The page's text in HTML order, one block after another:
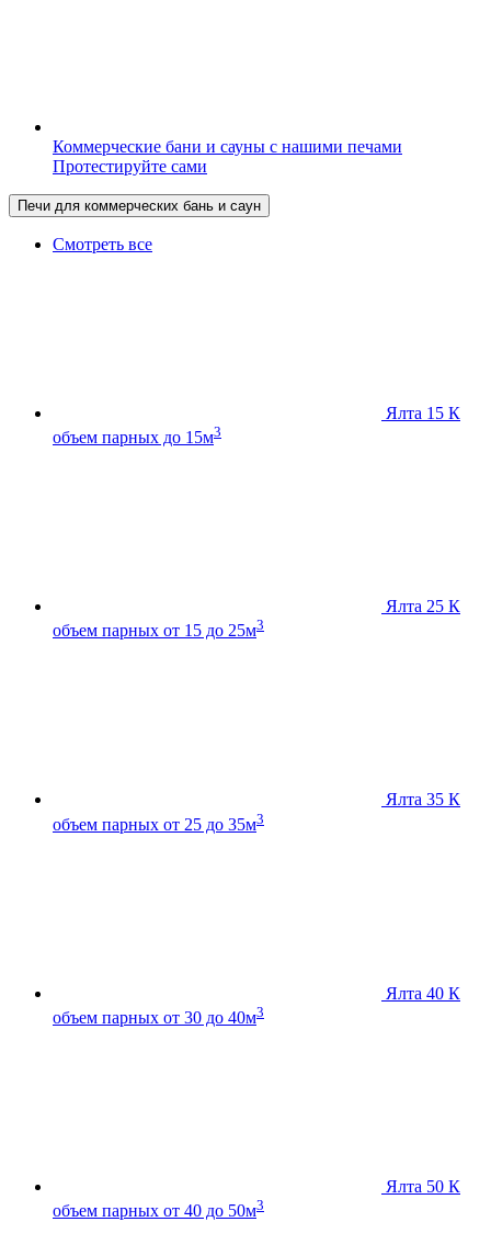
Коммерческие бани и сауны с нашими печами
Протестируйте сами
Печи для коммерческих бань и саун
Смотреть все
Ялта 15 К
объем парных до 15м3
Ялта 25 К
объем парных от 15 до 25м3
Ялта 35 К
объем парных от 25 до 35м3
Ялта 40 К
объем парных от 30 до 40м3
Ялта 50 К
объем парных от 40 до 50м3